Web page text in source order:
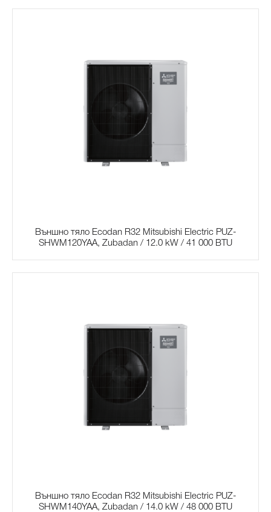
Външно тяло Ecodan R32 Mitsubishi Electric PUZ-
SHWM120YAA, Zubadan / 12.0 kW / 41 000 BTU
Външно тяло Ecodan R32 Mitsubishi Electric PUZ-
SHWM140YAA, Zubadan / 14.0 kW / 48 000 BTU